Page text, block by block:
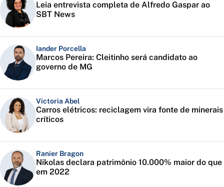
Leia entrevista completa de Alfredo Gaspar ao
SBT News
Iander Porcella
Marcos Pereira: Cleitinho será candidato ao
governo de MG
Victoria Abel
Carros elétricos: reciclagem vira fonte de minerais
críticos
Ranier Bragon
Nikolas declara patrimônio 10.000% maior do que
em 2022